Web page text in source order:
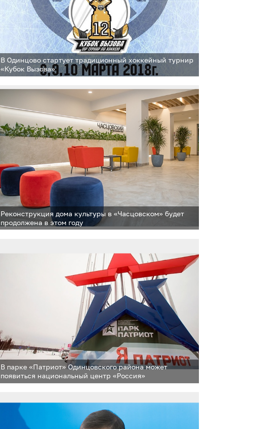
В Одинцово стартует традиционный хоккейный турнир
«Кубок Вызова»
Реконструкция дома культуры в «Часцовском» будет
продолжена в этом году
В парке «Патриот» Одинцовского района может
появиться национальный центр «Россия»